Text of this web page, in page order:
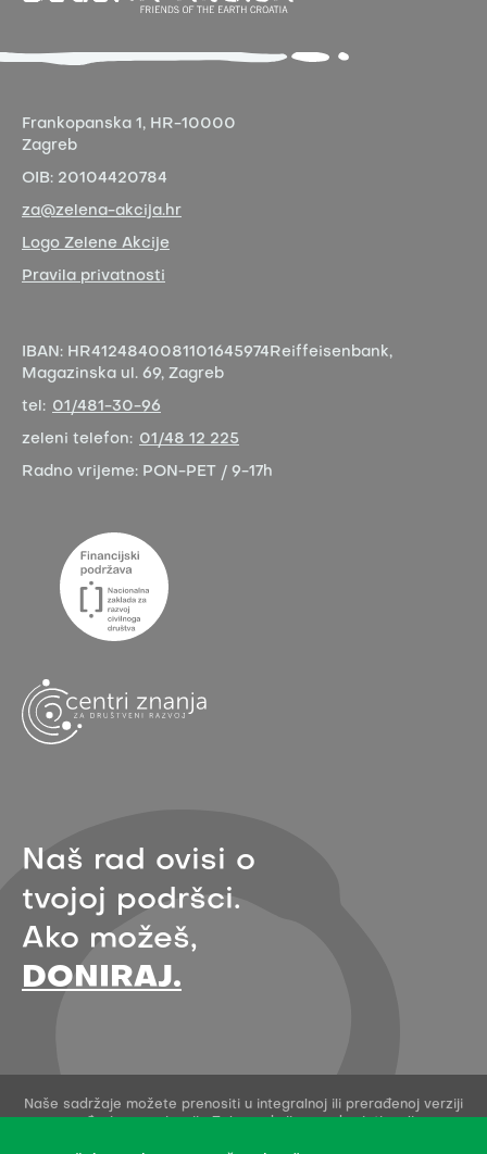
Frankopanska 1, HR-10000
Zagreb
OIB: 20104420784
za@zelena-akcija.hr
Logo Zelene Akcije
Pravila privatnosti
IBAN: HR4124840081101645974 Reiffeisenbank,
Magazinska ul. 69, Zagreb
tel: 01/481-30-96
zeleni telefon: 01/48 12 225
Radno vrijeme: PON-PET / 9-17h
Naš rad ovisi o
tvojoj podršci.
Ako možeš,
DONIRAJ.
Naše sadržaje možete prenositi u integralnoj ili prerađenoj verziji